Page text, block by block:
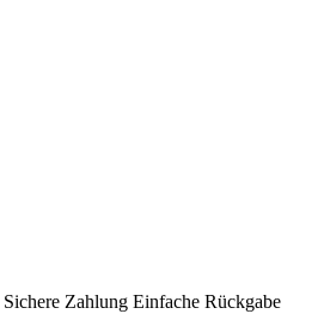
Sichere Zahlung Einfache Rückgabe